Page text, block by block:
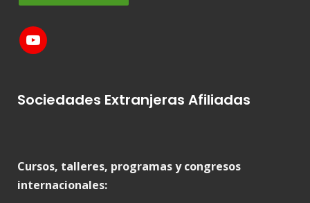
Sociedades Extranjeras Afiliadas
Cursos, talleres, programas y congresos
internacionales: